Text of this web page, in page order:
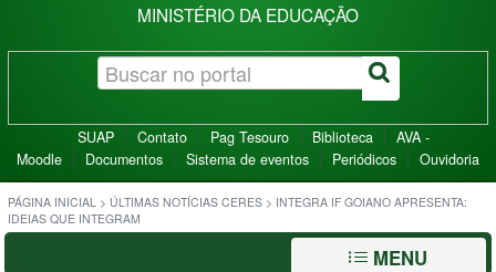
MINISTÉRIO DA EDUCAÇÃO
SUAP Contato Pag Tesouro Biblioteca
AVA -
Moodle
Documentos Sistema de eventos Periódicos Ouvidoria
PÁGINA INICIAL > ÚLTIMAS NOTÍCIAS CERES > INTEGRA IF GOIANO APRESENTA:
IDEIAS QUE INTEGRAM
MENU